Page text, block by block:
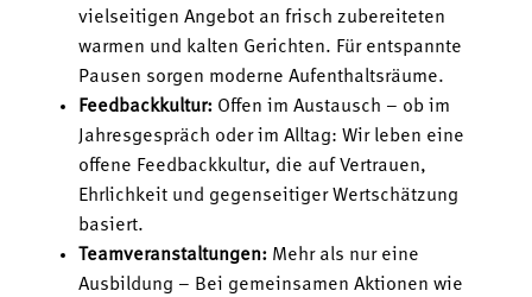
vielseitigen Angebot an frisch zubereiteten
warmen und kalten Gerichten. Für entspannte
Pausen sorgen moderne Aufenthaltsräume.
Feedbackkultur: Offen im Austausch – ob im
Jahresgespräch oder im Alltag: Wir leben eine
offene Feedbackkultur, die auf Vertrauen,
Ehrlichkeit und gegenseitiger Wertschätzung
basiert.
Teamveranstaltungen: Mehr als nur eine
Ausbildung – Bei gemeinsamen Aktionen wie